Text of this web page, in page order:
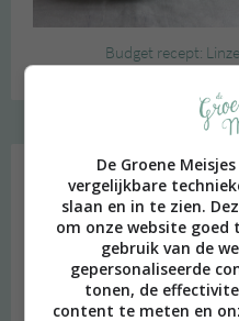
Budget recept:
De Groene
vergelijkbare
slaan en in te zien.
om onze website
gebruik van de
gepersonaliseerde
tonen, de
content te meten en